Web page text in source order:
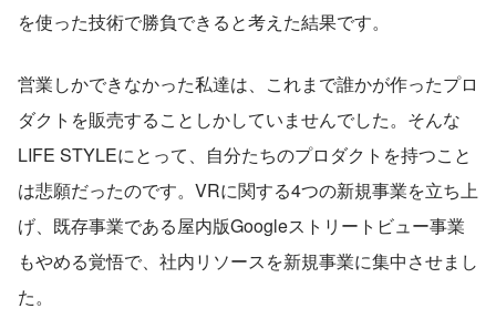
を使った技術で勝負できると考えた結果です。
営業しかできなかった私達は、これまで誰かが作ったプロ
ダクトを販売することしかしていませんでした。そんな
LIFE STYLEにとって、自分たちのプロダクトを持つこと
は悲願だったのです。VRに関する4つの新規事業を立ち上
げ、既存事業である屋内版Googleストリートビュー事業
もやめる覚悟で、社内リソースを新規事業に集中させまし
た。